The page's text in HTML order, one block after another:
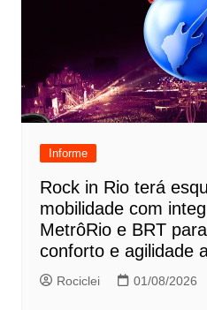
Informe
Rock in Rio terá
mobilidade com
MetrôRio e BRT
conforto e agilidade
Rociclei 01/08/2026